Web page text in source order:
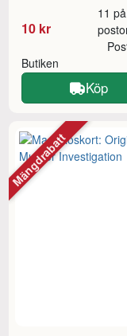
10 kr
11 på
Butiken
Köp
Mängdrabatt